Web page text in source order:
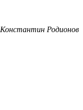
Константин Родионов